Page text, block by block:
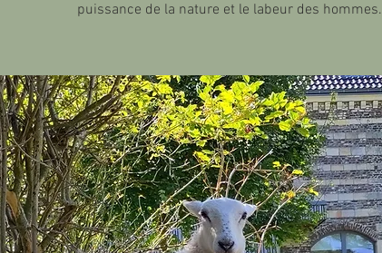
puissance de la nature et le labeur des hommes.